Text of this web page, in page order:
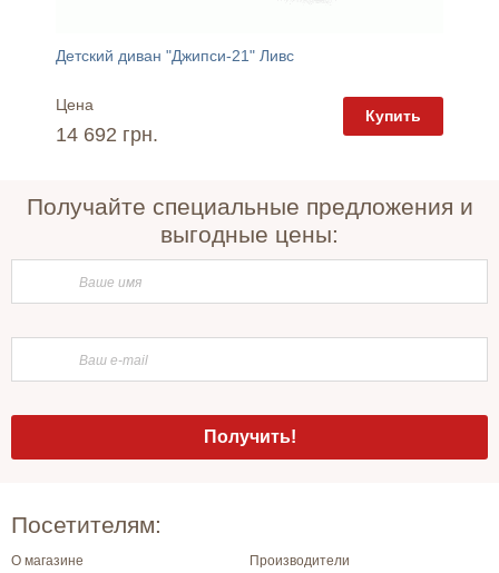
Детский диван "Джипси-21" Ливс
Цена
14 692 грн.
Купить
Получайте специальные предложения и
выгодные цены:
Посетителям:
О магазине
Производители